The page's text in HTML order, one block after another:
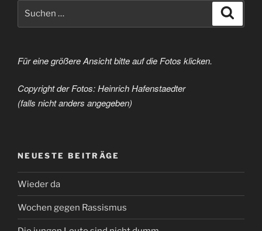
Für eine größere Ansicht bitte auf die Fotos klicken.
Copyright der Fotos: Heinrich Hafenstaedter
(falls nicht anders angegeben)
NEUESTE BEITRÄGE
Wieder da
Wochen gegen Rassismus